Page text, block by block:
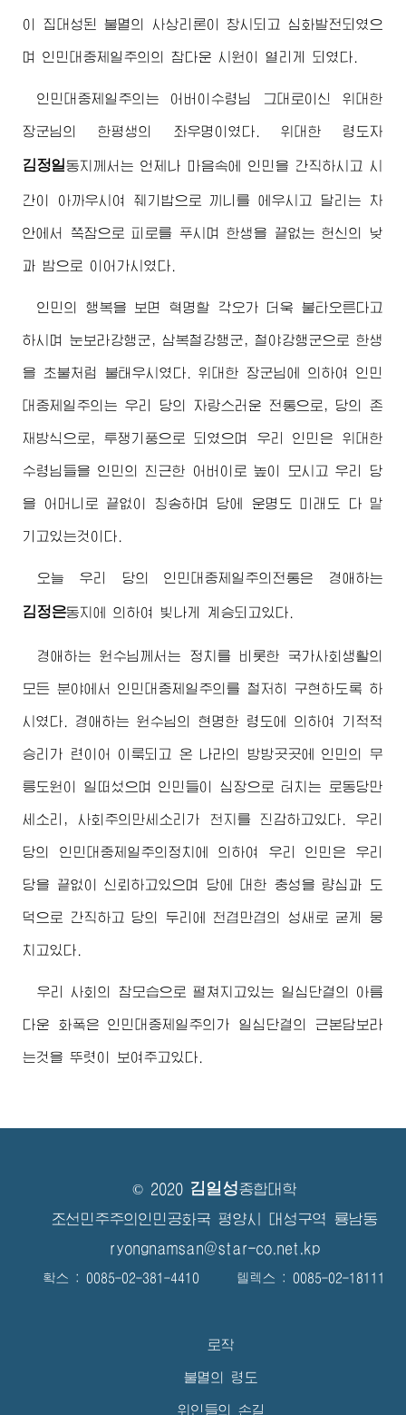
이 집대성된 불멸의 사상리론이 창시되고 심화발전되였으
며 인민대중제일주의의 참다운 시원이 열리게 되였다.
인민대중제일주의는 어버이 수령님 그대로이신위대한
장군님 의 한평생의 좌우명이였다. 위대한 령도자
김정일동지 께서는 언제나 마음속에 인민을 간직하시고 시
간이 아까우시여 줴기밥으로 끼니를 에우시고 달리는 차
안에서 쪽잠으로 피로를 푸시며 한생을 끝없는 헌신의 낮
과 밤으로 이어가시였다.
인민의 행복을 보면 혁명할 각오가 더욱 불타오른다고
하시며 눈보라강행군, 삼복철강행군, 철야강행군으로 한생
을 초불처럼 불태우시였다. 위대한 장군님 에 의하여 인민
대중제일주의는 우리 당의 자랑스러운 전통으로, 당의 존
재방식으로, 투쟁기풍으로 되였으며 우리 인민은 위대한
수령님 들을 인민의 친근한 어버이 로 높이 모시고 우리 당
을 어머니로 끝없이 칭송하며 당에 운명도 미래도 다 맡
기고있는것이다.
오늘 우리 당의 인민대중제일주의전통은 경애하는
김정은동지 에 의하여 빛나게 계승되고있다.
경애하는 원수님께서는 정치를 비롯한 국가사회생활의
모든 분야에서 인민대중제일주의를 철저히 구현하도록 하
시였다. 경애하는 원수님 의 현명한 령도에 의하여 기적적
승리가 련이어 이룩되고 온 나라의 방방곳곳에 인민의 무
릉도원이 일떠섰으며 인민들이 심장으로 터치는 로동당만
세소리, 사회주의만세소리가 천지를 진감하고있다. 우리
당의 인민대중제일주의정치에 의하여 우리 인민은 우리
당을 끝없이 신뢰하고있으며 당에 대한 충성을 량심과 도
덕으로 간직하고 당의 두리에 천겹만겹의 성새로 굳게 뭉
치고있다.
우리 사회의 참모습으로 펼쳐지고있는 일심단결의 아름
다운 화폭은 인민대중제일주의가 일심단결의 근본담보라
는것을 뚜렷이 보여주고있다.
© 2020 김일성종합대학
조선민주주의인민공화국 평양시 대성구역 룡남동
ryongnamsan@star-co.net.kp
확스 : 0085-02-381-4410 텔렉스 : 0085-02-18111
로작
불멸의 령도
위인들의 손길